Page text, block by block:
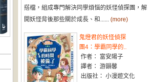
搭檔，組成專門解決同學煩惱的妖怪偵探團，解
開妖怪背後那些關於成長、和...... (more)
鬼燈君的妖怪偵探
團4：學霸同學的..
作者： 富安陽子
譯者： 游韻馨
出版社： 小漫遊文化